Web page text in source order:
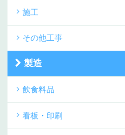
施工
その他工事
製造
飲食料品
看板・印刷